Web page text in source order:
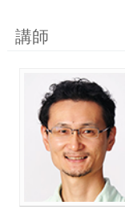
講師